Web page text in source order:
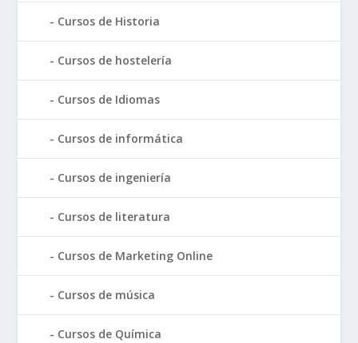
Cursos de Historia
Cursos de hostelería
Cursos de Idiomas
Cursos de informática
Cursos de ingeniería
Cursos de literatura
Cursos de Marketing Online
Cursos de música
Cursos de Química